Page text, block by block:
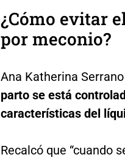
¿Cómo evitar
por meconio?
Ana Katherina
parto se está
características del
Recalcó que “cuando